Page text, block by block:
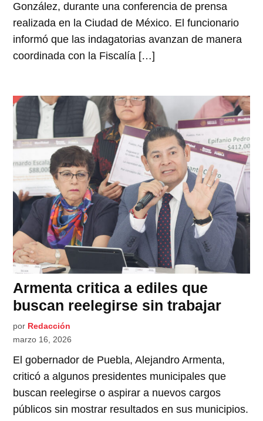
González, durante una conferencia de prensa
realizada en la Ciudad de México. El funcionario
informó que las indagatorias avanzan de manera
coordinada con la Fiscalía […]
Armenta critica a ediles que
buscan reelegirse sin trabajar
por Redacción
marzo 16, 2026
El gobernador de Puebla, Alejandro Armenta,
criticó a algunos presidentes municipales que
buscan reelegirse o aspirar a nuevos cargos
públicos sin mostrar resultados en sus municipios.